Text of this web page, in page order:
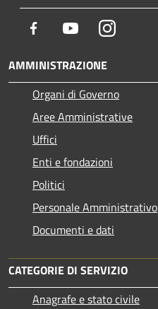
Facebook YoutubeInstagram
AMMINISTRAZIONE
Organi di Governo
Aree Amministrative
Uffici
Enti e fondazioni
Politici
Personale Amministrativo
Documenti e dati
CATEGORIE DI SERVIZIO
Anagrafe e stato civile